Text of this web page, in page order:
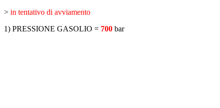
> in tentativo di avviamento
1) PRESSIONE GASOLIO = 700 bar